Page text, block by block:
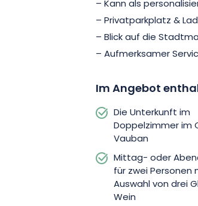
entdecken. Buchen
zwischen
– Kann als
– Privatparkplatz &
– Blick auf die
– Aufmerksamer
Im Angebot
Die Unterkunft im
Doppelzimmer im
Vauban
Mittag- oder
für zwei Personen
Auswahl von drei
Wein